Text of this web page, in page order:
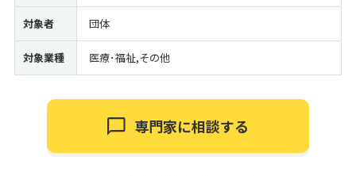
受付中のみ
検索
対象者 団体
対象業種 医療･福祉,その他
専門家に相談する